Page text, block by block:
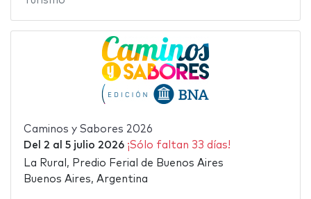
Caminos y Sabores 2026
Del 2 al 5 julio 2026 ¡Sólo faltan 33 días!
La Rural, Predio Ferial de Buenos Aires
Buenos Aires, Argentina